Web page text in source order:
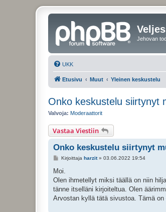
Jehovan
UKK
Etusivu Muut Yleinen keskustelu
Onko keskustelu siirtynyt
Valvoja: Moderaattorit
Vastaa Viestiin
Onko keskustelu siirtynyt
V
e
t
i
Kirjoittaja harzit» 03.06.2022 19:54
Moi.
Olen ihmetellyt miksi täällä on niin
tänne itselläni kirjoiteltua. Olen
Arvostan kyllä tätä sivustoa. Tämä